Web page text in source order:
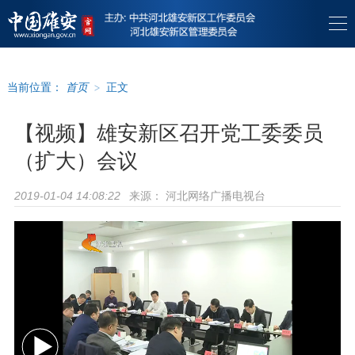
当前位置： 首页 > 正文
【视频】雄安新区召开党工委委员
（扩大）会议
2019-01-04 14:08:22 来源： 河北网络广播电视台